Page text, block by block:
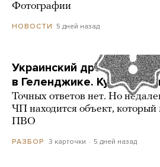
Фотографии
НОВОСТИ 5 дней назад
Украинский дрон попал
в Геленджике. Куда он
Точных ответов нет. Но
ЧП находится объект,
ПВО
РАЗБОР 3 карточки 5 дней назад